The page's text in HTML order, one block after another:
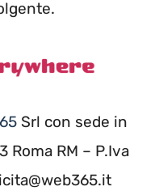
Srl con sede in
Roma RM – P.Iva